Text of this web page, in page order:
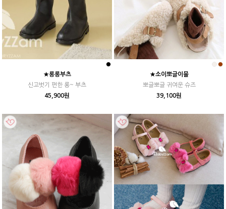
★롱롱부츠
신고벗기 편한 롱~ 부츠
45,900원
★소이뽀글이뮬
뽀글뽀글 귀여운 슈즈
39,100원